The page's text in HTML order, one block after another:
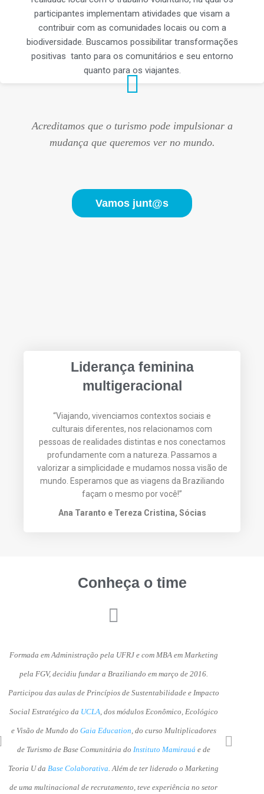
participantes implementam atividades que visam a
contribuir com as comunidades locais ou com a
biodiversidade. Buscamos possibilitar transformações
positivas tanto para os comunitários e seu entorno
quanto para os viajantes.
Acreditamos que o turismo pode impulsionar a
mudança que queremos ver no mundo.
Vamos junt@s
Liderança feminina
multigeracional
“Viajando, vivenciamos contextos sociais e
culturais diferentes, nos relacionamos com
pessoas de realidades distintas e nos conectamos
profundamente com a natureza. Passamos a
valorizar a simplicidade e mudamos nossa visão de
mundo. Esperamos que as viagens da Braziliando
façam o mesmo por você!”
Ana Taranto e Tereza Cristina, Sócias
Conheça o time
Formada em Administração pela UFRJ e com MBA em Marketing
pela FGV, decidiu fundar a Braziliando em março de 2016.
Participou das aulas de Princípios de Sustentabilidade e Impacto
Social Estratégico da UCLA, dos módulos Econômico, Ecológico
e Visão de Mundo do Gaia Education, do curso Multiplicadores
de Turismo de Base Comunitária do Instituto Mamirauá e de
Teoria U da Base Colaborativa. Além de ter liderado o Marketing
de uma multinacional de recrutamento, teve experiência no setor